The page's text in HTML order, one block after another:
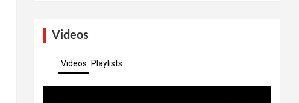
Videos
Videos Playlists